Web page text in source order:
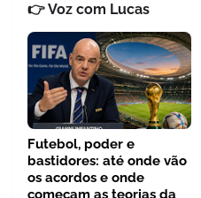
👉 Voz com Lucas
Futebol, poder e
bastidores: até onde vão
os acordos e onde